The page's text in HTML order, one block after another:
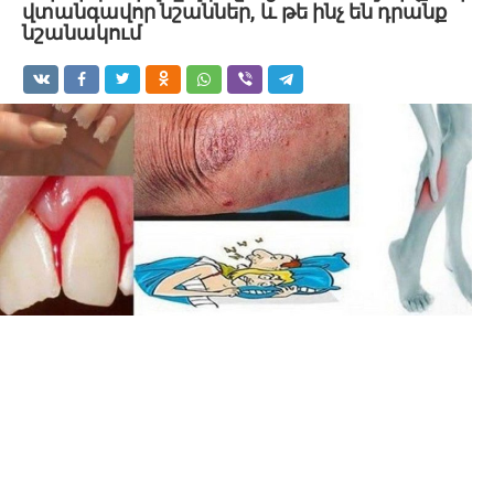
վտանգավոր նշաններ, և թե ինչ են դրանք
նշանակում